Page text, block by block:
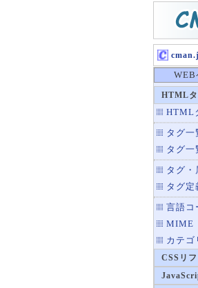
WEB
HTMLタ
HTML
タグ
タグ一
タグ・
タグ定
言語コ
MIME
カテゴ
CSSリ